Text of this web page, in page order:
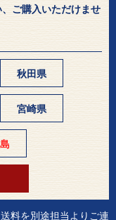
ご購入いただけませ
秋田県
宮崎県
料を別途担当よりご連